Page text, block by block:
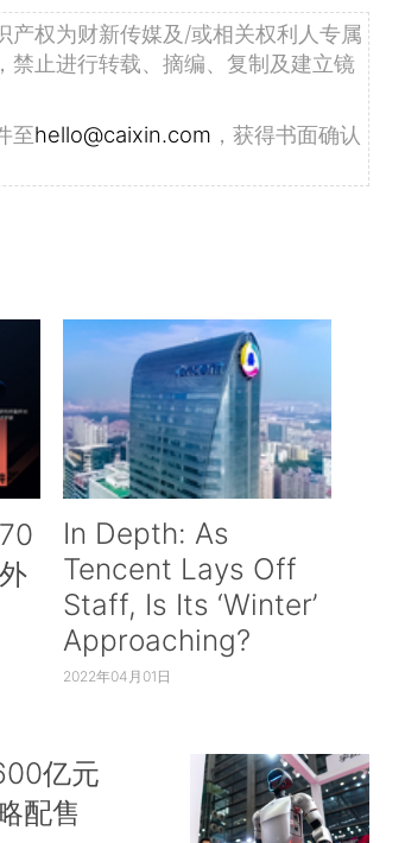
产权为财新传媒及/或相关权利人专属
禁止进行转载、摘编、复制及建立镜
至hello@caixin.com ，获得书面确认
In Depth: As
Tencent Lays Off
Staff, Is Its ‘Winter’
Approaching?
2022年04月01日
亿元
配售